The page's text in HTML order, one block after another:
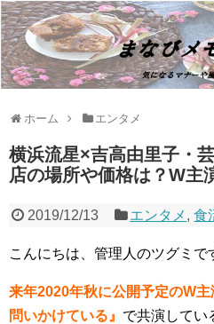
ホーム エンタメ
横浜流星×吉高由里子・
店の場所や価格は？W主
2019/12/13 エンタメ ,食
こんにちは、管理人のツグミで
来年2020年秋に公開予定のW
問いかけている』 で共演してい